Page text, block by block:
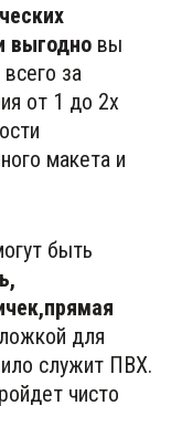
выгодно вы
за
от 1 до 2х
макета и
быть
для
служит ПВХ.
чисто